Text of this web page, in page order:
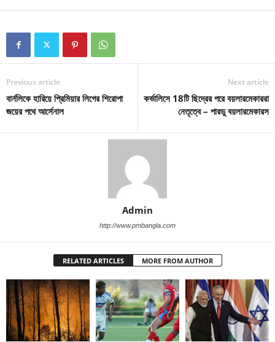
Previous article
বার্নলিকে হারিয়ে প্রিমিয়ার লিগের শিরোপা
জয়ের পথে আর্সেনাল
Next article
কর্ভালিসে 18টি ছিদ্রের পরে বয়লারমেকাররা
নেতৃত্বে – পারডু বয়লারমেকারস
Admin
http://www.pmbangla.com
RELATED ARTICLES MORE FROM AUTHOR